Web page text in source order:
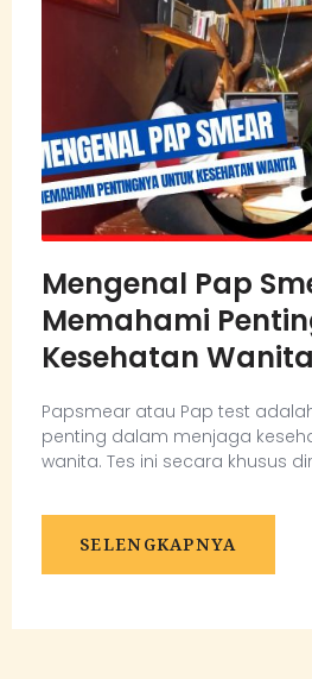
Mengenal Pap
Memahami
Kesehatan Wanita
Papsmear atau Pap test
penting dalam menjaga
wanita. Tes ini secara khusus
SELENGKAPNYA